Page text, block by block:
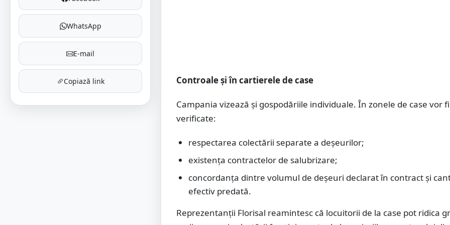
WhatsApp
E-mail
Copiază link Controale și în cartierele de case
Campania vizează și gospodăriile individuale. În zonele de case vor fi
verificate:
respectarea colectării separate a deșeurilor;
existența contractelor de salubrizare;
concordanța dintre volumul de deșeuri declarat în contract și
efectiv predată.
Reprezentanții Florisal reamintesc că locuitorii de la case pot ridica